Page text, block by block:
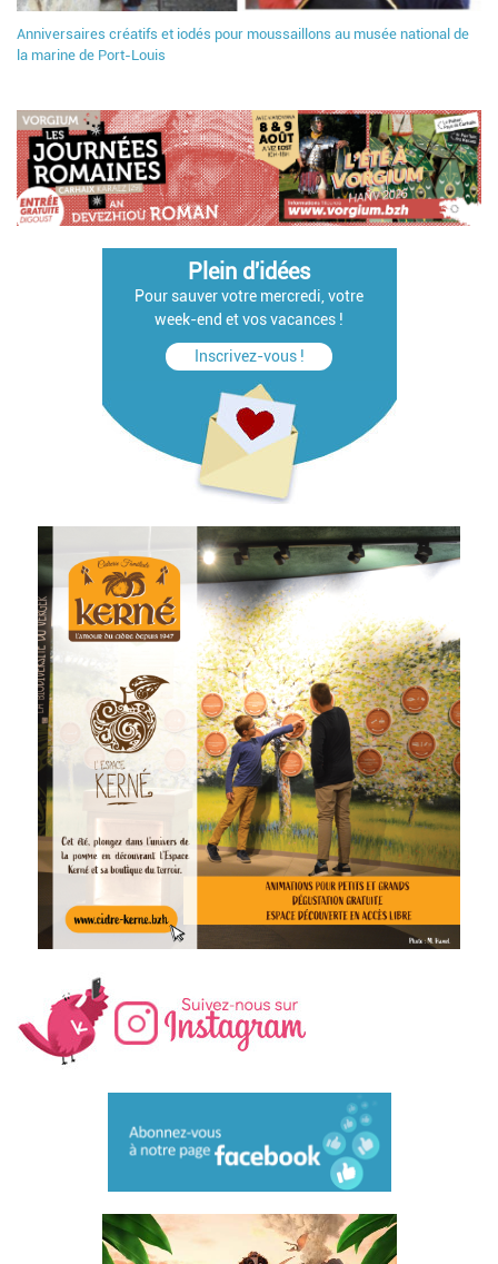
Anniversaires créatifs et iodés pour moussaillons au musée national de
la marine de Port-Louis
Plein d'idées
Pour sauver votre mercredi, votre
week-end et vos vacances !
Inscrivez-vous !